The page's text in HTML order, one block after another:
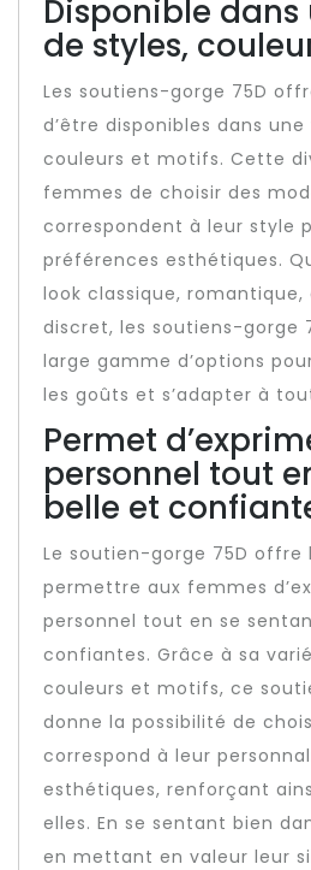
Disponible
de styles,
Les soutiens-gorge 75D
d’être disponibles dans
couleurs et motifs. Cette
femmes de choisir des
correspondent à leur style
préférences esthétiques.
look classique, romantique,
discret, les soutiens-gorge
large gamme d’options
les goûts et s’adapter à
Permet
personnel tout
belle et
Le soutien-gorge 75D offre
permettre aux femmes
personnel tout en se
confiantes. Grâce à sa
couleurs et motifs, ce
donne la possibilité de
correspond à leur
esthétiques, renforçant
elles. En se sentant bien
en mettant en valeur leur